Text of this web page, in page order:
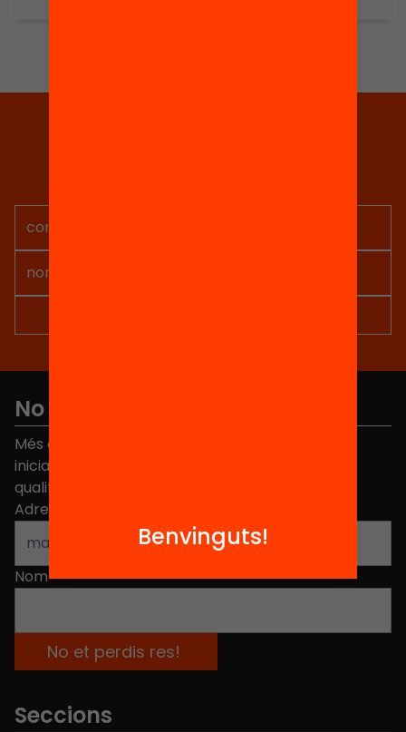
No et perdis res
Més de 40.000 persones ja han triat Equitat. Rep
iniciatives, propostes i projectes per millorar la
qualitat de l'educació a Catalunya.
Adreça electrònica
Nom*
Seccions
Benvinguts!